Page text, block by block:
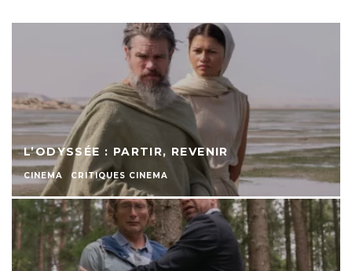
L’ODYSSÉE : PARTIR, REVENIR
CINEMA CRITIQUES CINEMA